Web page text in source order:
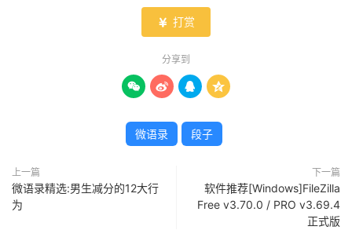
 打赏
分享到
   
微语录 段子
上一篇
微语录精选:男生减分的12大行
为
下一篇
软件推荐[Windows]FileZilla
Free v3.70.0 / PRO v3.69.4
正式版